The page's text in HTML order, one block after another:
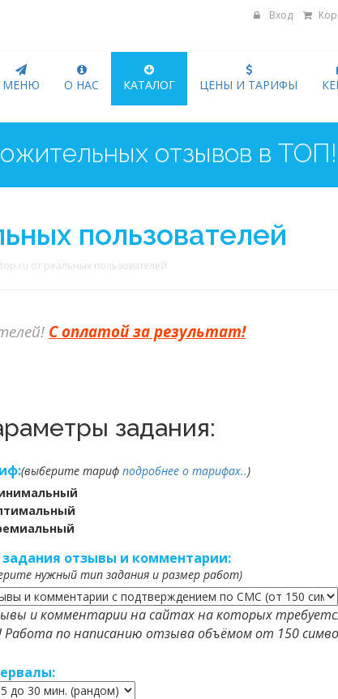
Вход
МЕНЮ О НАС КАТАЛОГ ЦЕНЫ И ТАРИФЫ
от негатива!
пользователей
от реальных пользователей
С оплатой за результат!
задания:
(выберите тариф подробнее о тарифах..)
задания отзывы и комментарии:
нужный тип задания и размер работ)
и комментарии на сайтах на которых
Работа по написанию отзыва объёмом от 150